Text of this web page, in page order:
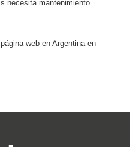
necesita mantenimiento
web en Argentina en